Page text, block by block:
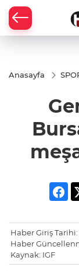
Anasayfa
Haber Giriş
Haber
Kaynak: IGF